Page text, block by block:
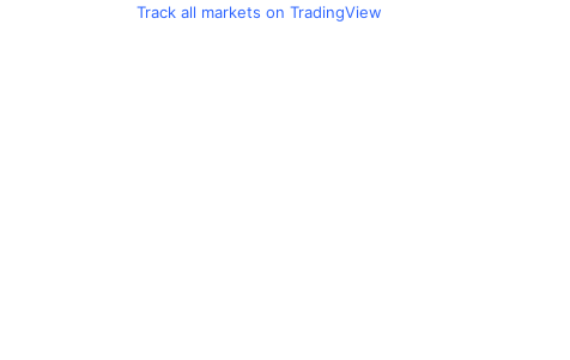
Track all markets on TradingView